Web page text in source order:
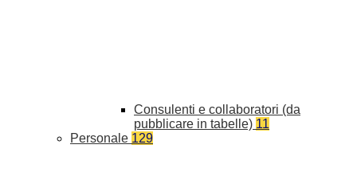
Consulenti e collaboratori (da
pubblicare in tabelle) 11
Personale 129